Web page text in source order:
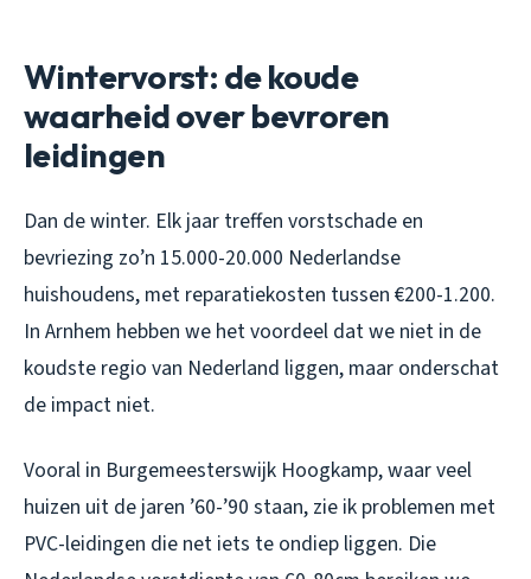
Wintervorst: de koude
waarheid over bevroren
leidingen
Dan de winter. Elk jaar treffen vorstschade en
bevriezing zo’n 15.000-20.000 Nederlandse
huishoudens, met reparatiekosten tussen €200-1.200.
In Arnhem hebben we het voordeel dat we niet in de
koudste regio van Nederland liggen, maar onderschat
de impact niet.
Vooral in Burgemeesterswijk Hoogkamp, waar veel
huizen uit de jaren ’60-’90 staan, zie ik problemen met
PVC-leidingen die net iets te ondiep liggen. Die